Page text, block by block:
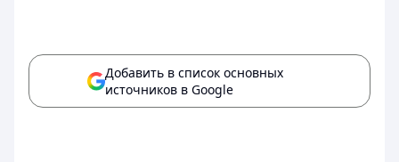
Добавить в список основных
источников в Google